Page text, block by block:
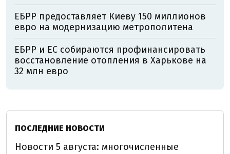
ЕБРР предоставляет Киеву 150 миллионов
евро на модернизацию метрополитена
ЕБРР и ЕС собираются профинансировать
восстановление отопления в Харькове на
32 млн евро
ПОСЛЕДНИЕ НОВОСТИ
Новости 5 августа: многочисленные